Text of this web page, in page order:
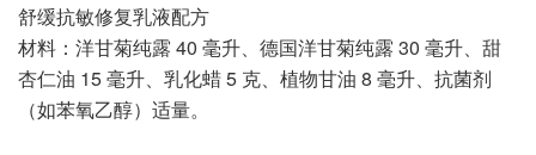
舒缓抗敏修复乳液配方
材料：洋甘菊纯露 40 毫升、德国洋甘菊纯露 30 毫升、甜
杏仁油 15 毫升、乳化蜡 5 克、植物甘油 8 毫升、抗菌剂
（如苯氧乙醇）适量。